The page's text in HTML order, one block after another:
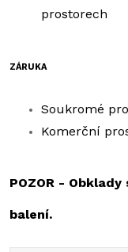
prostorech
ZÁRUKA
Soukromé
Komerční
POZOR -
balení.